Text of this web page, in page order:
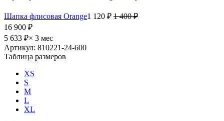
Шапка флисовая Orange1 120 ₽ 1 400 ₽
16 900 ₽
5 633 ₽× 3 мес
Артикул: 810221-24-600
Таблица размеров
XS
S
M
L
XL